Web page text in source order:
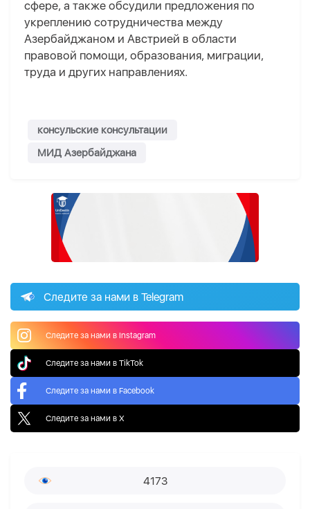
сфере, а также обсудили предложения по
укреплению сотрудничества между
Азербайджаном и Австрией в области
правовой помощи, образования, миграции,
труда и других направлениях.
консульские консультации
МИД Азербайджана
Следите за нами в Telegram
Следите за нами в Instagram
Следите за нами в TikTok
Следите за нами в Facebook
Следите за нами в X
4173